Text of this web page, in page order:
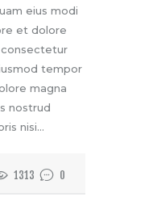
eius modi
et dolore
tempor
magna
nostrud
nisi…
1313 0